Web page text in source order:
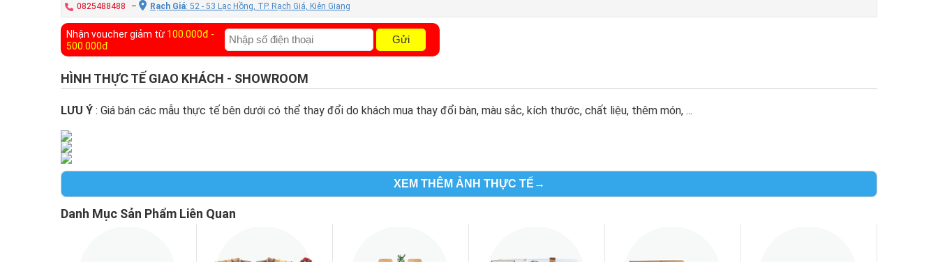
0825488488 – Rạch Giá: 52 - 53 Lạc Hồng, TP. Rạch Giá, Kiên Giang
Nhận voucher giảm từ 100.000đ -
500.000đ
Gửi
HÌNH THỰC TẾ GIAO KHÁCH - SHOWROOM
LƯU Ý : Giá bán các mẫu thực tế bên dưới có thể thay đổi do khách mua thay đổi bàn, màu sắc, kích thước, chất liệu, thêm món, ...
XEM THÊM ẢNH THỰC TẾ→
Danh Mục Sản Phẩm Liên Quan